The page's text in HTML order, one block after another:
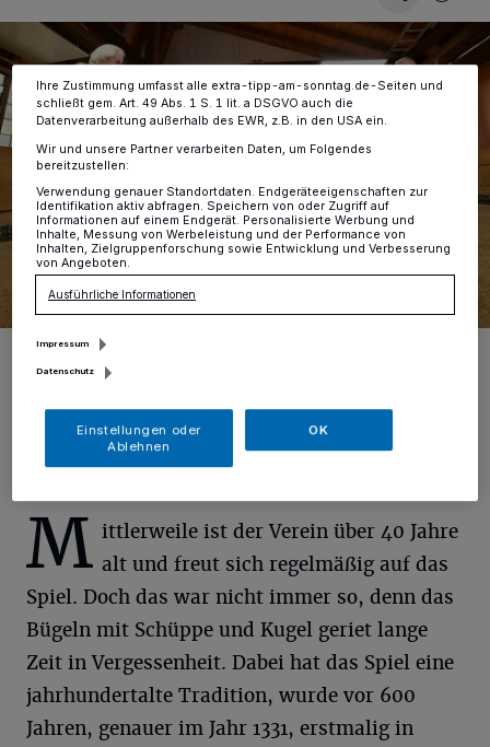
Eine außergewöhnliche Sportart mit einer jahrhundertalter Tradition:
Spiel mit Bügel- und Bossel. Foto: Mocnik
M ittlerweile ist der Verein über 40 Jahre
alt und freut sich regelmäßig auf das
Spiel. Doch das war nicht immer so, denn das
Bügeln mit Schüppe und Kugel geriet lange
Zeit in Vergessenheit. Dabei hat das Spiel eine
jahrhundertalte Tradition, wurde vor 600
Jahren, genauer im Jahr 1331, erstmalig in
ändern oder Ihre Einwilligung zu widerrufen, indem Sie auf den Link
Einstellungen oder Ablehnen am unteren Rand der Webseite klicken.
Ihre Einstellungen gelten innerhalb unseres Website. Weitere
Informationen finden Sie in unserer Datenschutzerklärung.
Ihre Zustimmung umfasst alle extra-tipp-am-sonntag.de-Seiten und
schließt gem. Art. 49 Abs. 1 S. 1 lit. a DSGVO auch die
Datenverarbeitung außerhalb des EWR, z.B. in den USA ein.
Wir und unsere Partner verarbeiten Daten, um Folgendes
bereitzustellen:
Verwendung genauer Standortdaten. Endgeräteeigenschaften zur
Identifikation aktiv abfragen. Speichern von oder Zugriff auf
Informationen auf einem Endgerät. Personalisierte Werbung und
Inhalte, Messung von Werbeleistung und der Performance von
Inhalten, Zielgruppenforschung sowie Entwicklung und Verbesserung
von Angeboten.
Ausführliche Informationen
Impressum
Datenschutz
Einstellungen oder
Ablehnen
OK